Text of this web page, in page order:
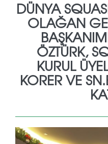
DÜNYA
OLAĞAN
ÖZTÜRK,
KURUL
KORER VE